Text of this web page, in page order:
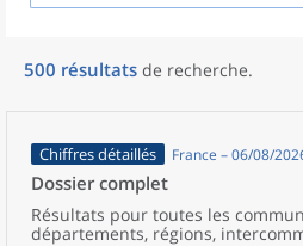
500 résultats de recherche.
Chiffres détaillés France – 06/08/
Dossier complet
Résultats pour toutes les
départements, régions,